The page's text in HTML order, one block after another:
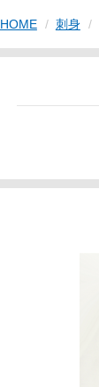
HOME 刺身